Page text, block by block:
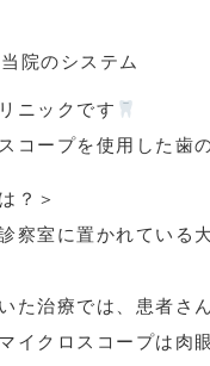
当院のシステム
ニックです
コープを使用した歯
？＞
察室に置かれている
た治療では、患者さ
イクロスコープは肉